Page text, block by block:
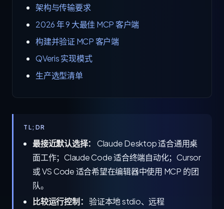
架构与传输要求
2026 年 9 大最佳 MCP 客户端
构建并验证 MCP 客户端
QVeris 实现模式
生产选型清单
TL;DR
最接近默认选择：
Claude Desktop 适合通用桌
面工作；Claude Code 适合终端自动化；Cursor
或 VS Code 适合希望在编辑器中使用 MCP 的团
队。
比较运行控制： 验证本地 stdio、远程